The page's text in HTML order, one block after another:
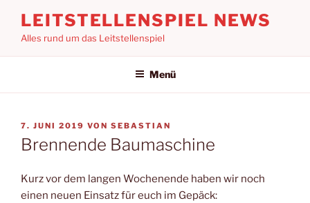
Inhalt
springen
LEITSTELLENSPIEL NEWS
Alles rund um das Leitstellenspiel
Menü
VERÖFFENTLICHT
AM
7. JUNI 2019 VON SEBASTIAN
Brennende Baumaschine
Kurz vor dem langen Wochenende haben wir noch
einen neuen Einsatz für euch im Gepäck: